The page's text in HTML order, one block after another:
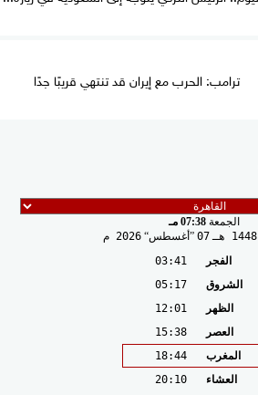
ترامب: الحرب مع إيران قد تنتهي قريبًا جدًا
الجمعة 07:38 مـ
1448 هـ 07 أغسطس 2026 م
الفجر
03:41
الشروق
05:17
الظهر
12:01
العصر
15:38
المغرب
18:44
العشاء
20:10